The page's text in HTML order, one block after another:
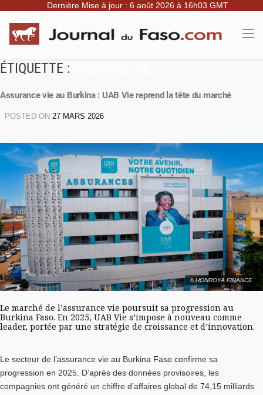
Dernière Mise à jour : 6 août 2026 à 16h03 GMT
ÉTIQUETTE :
Assurance vie au Burkina : UAB Vie reprend la tête du marché
POSTED ON 27 MARS 2026
© HONROYA FINANCE
Le marché de l’assurance vie poursuit sa progression au
Burkina Faso. En 2025, UAB Vie s’impose à nouveau comme
leader, portée par une stratégie de croissance et d’innovation.
Le secteur de l’assurance vie au Burkina Faso confirme sa
progression en 2025. D’après des données provisoires, les
compagnies ont généré un chiffre d’affaires global de 74,15 milliards